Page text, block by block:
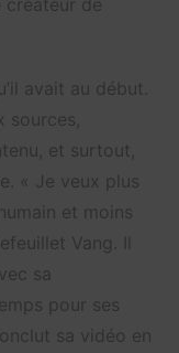
créateur de
avait au début.
sources,
et surtout,
« Je veux plus
et moins
Vang. Il
sa
pour ses
sa vidéo en